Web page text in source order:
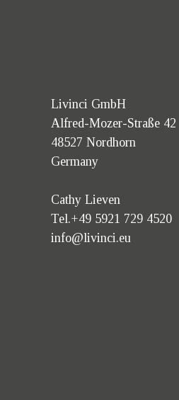
Livinci GmbH
Alfred-Mozer-Straße 42
48527 Nordhorn
Germany
Cathy Lieven
Tel.+49 5921 729 4520
info@livinci.eu